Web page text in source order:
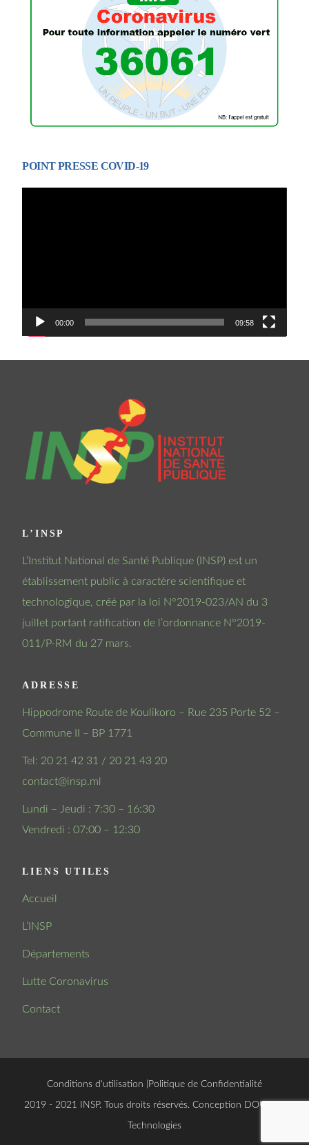
POINT PRESSE COVID-19
00:00 09:58
L’INSP
L’Institut National de Santé Publique (INSP) est un
établissement public à caractère scientifique et
technologique, créé par la loi N°2019-023/AN du 3
juillet portant ratification de l’ordonnance N°2019-
011/P-RM du 27 mars.
ADRESSE
Hippodrome Route de Koulikoro – Rue 235 Porte 52 –
Commune II – BP 1771
Tel: 20 21 42 31 / 20 21 43 20
contact@insp.ml
Lundi – Jeudi : 7:30 – 16:30
Vendredi : 07:00 – 12:30
LIENS UTILES
Accueil
L’INSP
Départements
Lutte Coronavirus
Contact
Conditions d'utilisation Politique de Confidentialité
© 2019 - 2021 INSP. Tous droits réservés. Conception DOUCSOFT
Technologies